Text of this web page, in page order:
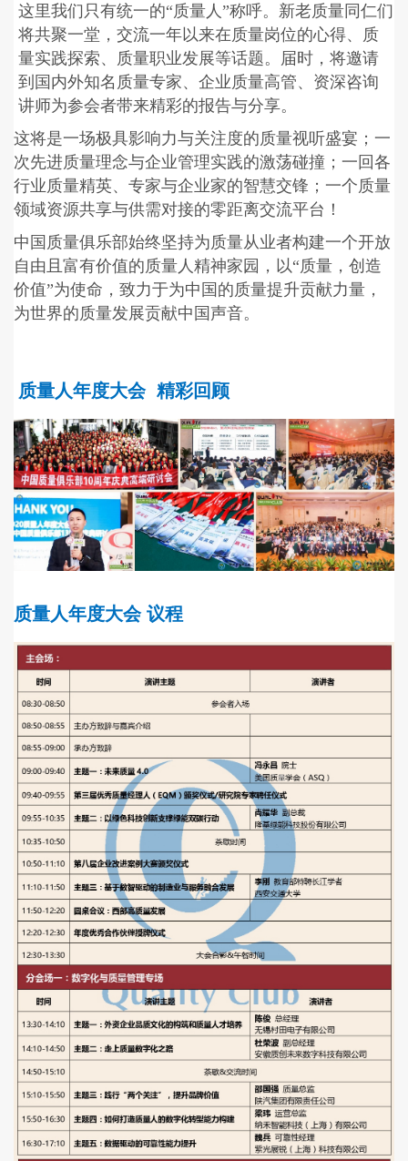
这里我们只有统一的“质量人”称呼。新老质量同仁们
将共聚一堂，交流一年以来在质量岗位的心得、质
量实践探索、质量职业发展等话题。届时，将邀请
到国内外知名质量专家、企业质量高管、资深咨询
讲师为参会者带来精彩的报告与分享。
这将是一场极具影响力与关注度的质量视听盛宴；一
次先进质量理念与企业管理实践的激荡碰撞；一回各
行业质量精英、专家与企业家的智慧交锋；一个质量
领域资源共享与供需对接的零距离交流平台！
中国质量俱乐部始终坚持为质量从业者构建一个开放
自由且富有价值的质量人精神家园，以“质量，创造
价值”为使命，致力于为中国的质量提升贡献力量，
为世界的质量发展贡献中国声音。
质量人年度大会 精彩回顾
质量人年度大会 议程